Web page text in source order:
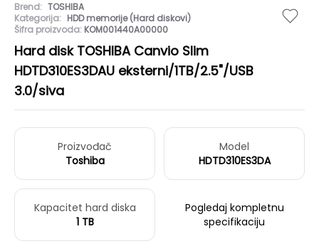
Brend: TOSHIBA
Kategorija: HDD memorije (Hard diskovi)
Šifra proizvoda: KOM001440A00000
Hard disk TOSHIBA Canvio Slim
HDTD310ES3DAU eksterni/1TB/2.5"/USB
3.0/siva
Proizvođač
Toshiba
Model
HDTD310ES3DA
Kapacitet hard diska
1 TB
Pogledaj kompletnu
specifikaciju